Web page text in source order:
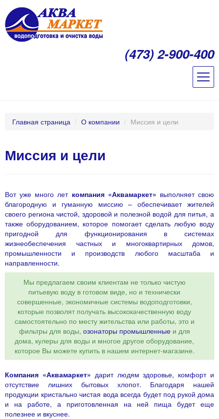
(473) 2-900-400
Главная страница / О компании / Миссия и цели
Миссия и цели
Вот уже много лет компания «Аквамаркет» выполняет свою
благородную и гуманную миссию – обеспечивает жителей
своего региона чистой, здоровой и полезной водой для питья, а
также оборудованием, которое помогает сделать любую воду
пригодной для функционирования в системах
жизнеобеспечения частных и многоквартирных домов,
промышленности и производств любого масштаба и
направленности.
Мы предлагаем своим клиентам не только чистую
питьевую воду в готовом виде, но и технически
совершенные, экономичные системы водоподготовки,
которые позволят получать высококачественную воду
самостоятельно по месту жительства или работы, это и
фильтры для воды, озонаторы промышленныеи для
дома, кулеры для воды и многое другое оборудование,
которое Вы можете купить в нашем интернет-магазине.
Компания «Аквамаркет» дарит людям здоровье, комфорт и
отсутствие лишних бытовых хлопот. Благодаря нашей
продукции кристально чистая вода всегда будет под рукой дома
и на работе, а приготовленная на ней пища будет еще
полезнее и вкуснее.